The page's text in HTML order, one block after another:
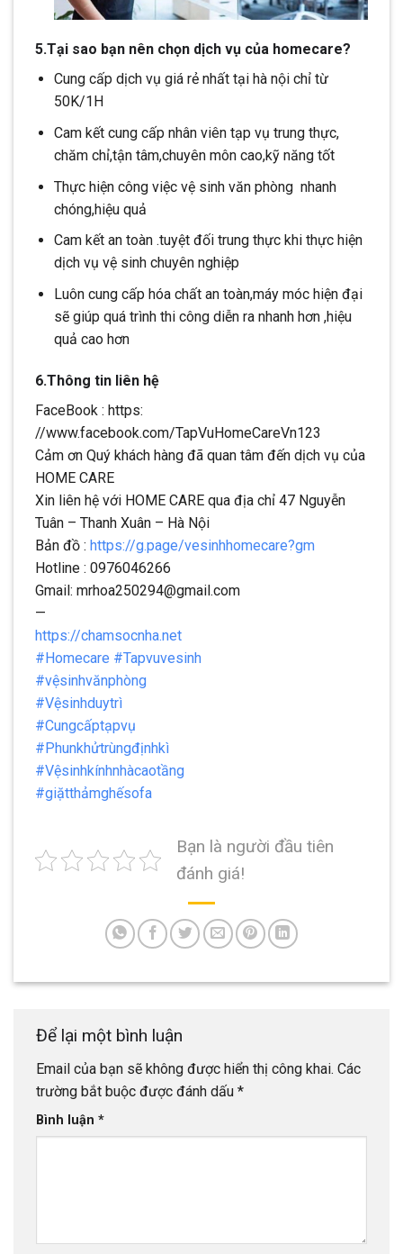
5.Tại sao bạn nên chọn dịch vụ của homecare?
Cung cấp dịch vụ giá rẻ nhất tại hà nội chỉ từ
50K/1H
Cam kết cung cấp nhân viên tạp vụ trung thực,
chăm chỉ,tận tâm,chuyên môn cao,kỹ năng tốt
Thực hiện công việc vệ sinh văn phòng nhanh
chóng,hiệu quả
Cam kết an toàn .tuyệt đối trung thực khi thực hiện
dịch vụ vệ sinh chuyên nghiệp
Luôn cung cấp hóa chất an toàn,máy móc hiện đại
sẽ giúp quá trình thi công diễn ra nhanh hơn ,hiệu
quả cao hơn
6.Thông tin liên hệ
FaceBook : https:
//www.facebook.com/TapVuHomeCareVn123
Cảm ơn Quý khách hàng đã quan tâm đến dịch vụ của
HOME CARE
Xin liên hệ với HOME CARE qua địa chỉ 47 Nguyễn
Tuân – Thanh Xuân – Hà Nội
Bản đồ : https://g.page/vesinhhomecare?gm
Hotline : 0976046266
Gmail: mrhoa250294@gmail.com
—
https://chamsocnha.net
#Homecare #Tapvuvesinh
#vệsinhvănphòng
#Vệsinhduytrì
#Cungcấptạpvụ
#Phunkhửtrùngđịnhkì
#Vệsinhkínhnhàcaotầng
#giặtthảmghếsofa
Bạn là người đầu tiên
đánh giá!
Để lại một bình luận
Email của bạn sẽ không được hiển thị công khai. Các
trường bắt buộc được đánh dấu *
Bình luận *